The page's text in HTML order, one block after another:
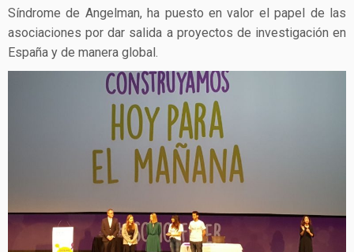
Síndrome de Angelman, ha puesto en valor el papel de las
asociaciones por dar salida a proyectos de investigación en
España y de manera global.